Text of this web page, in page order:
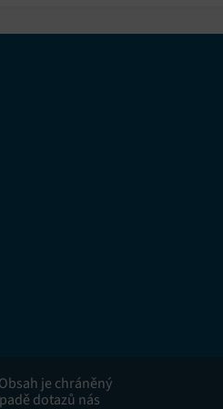
je chráněný
dotazů nás